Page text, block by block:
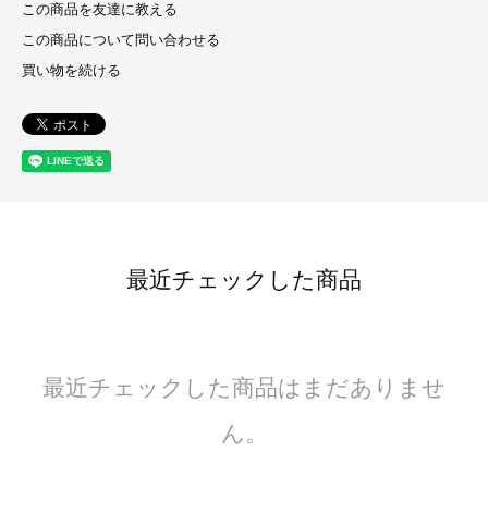
この商品を友達に教える
この商品について問い合わせる
買い物を続ける
最近チェックした商品
最近チェックした商品はまだありませ
ん。